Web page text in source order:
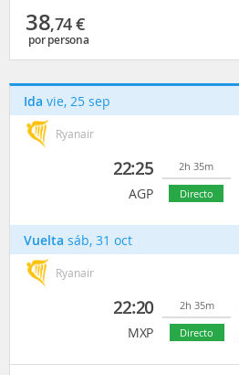
38,74€
por persona
Ida vie, 25 sep
Ryanair
22:25
AGP
2h 35m
Directo
Vuelta sáb, 31 oct
Ryanair
22:20
MXP
2h 35m
Directo